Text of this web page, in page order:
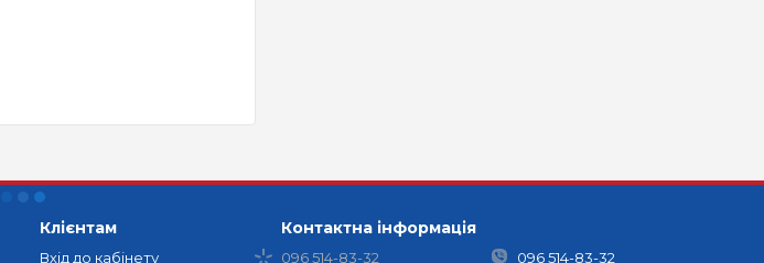
Клієнтам
Вхід до кабінету
Контактна інформація
096 514-83-32 096 514-83-32